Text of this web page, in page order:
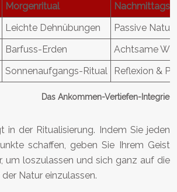
Das Ankommen-Vertiefen-
Morgenritual
Leichte Dehnübungen
Passive
Barfuss-Erden
Achtsame
Sonnenaufgangs-Ritual Reflexion &
in der Ritualisierung. Indem Sie jeden
schaffen, geben Sie Ihrem Geist
um loszulassen und sich ganz auf die
Natur einzulassen.